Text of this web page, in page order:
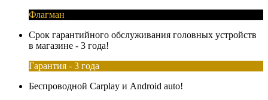
Флагман
Срок гарантийного обслуживания головных устройств
в магазине - 3 года!
Гарантия - 3 года
Беспроводной Carplay и Android auto!